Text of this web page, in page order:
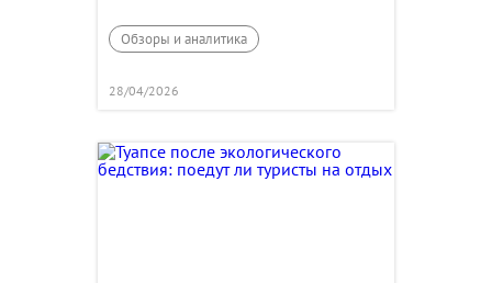
Обзоры и аналитика
28/04/2026